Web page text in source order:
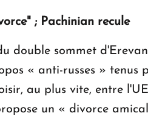
; Pachinian recule
double sommet
« anti-russes » tenus
au plus vite, entre
un « divorce